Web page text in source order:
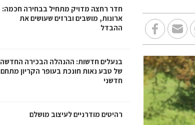
חדר רחצה מדויק מתחיל בבחירה חכמה:
ארונות, מושבים וברזים שעושים את
ההבדל
בנעלים חדשות: ההנהלה הבכירה החדשה
של טבע נאות חונכת בעופר הקריון מתחם
חדשני
רהיטים מודרניים לעיצוב מושלם